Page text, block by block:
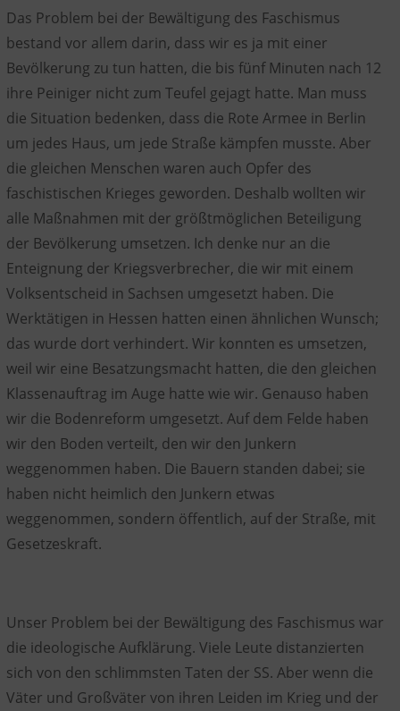
Das Problem bei der Bewältigung des Faschismus
bestand vor allem darin, dass wir es ja mit einer
Bevölkerung zu tun hatten, die bis fünf Minuten nach 12
ihre Peiniger nicht zum Teufel gejagt hatte. Man muss
die Situation bedenken, dass die Rote Armee in Berlin
um jedes Haus, um jede Straße kämpfen musste. Aber
die gleichen Menschen waren auch Opfer des
faschistischen Krieges geworden. Deshalb wollten wir
alle Maßnahmen mit der größtmöglichen Beteiligung
der Bevölkerung umsetzen. Ich denke nur an die
Enteignung der Kriegsverbrecher, die wir mit einem
Volksentscheid in Sachsen umgesetzt haben. Die
Werktätigen in Hessen hatten einen ähnlichen Wunsch;
das wurde dort verhindert. Wir konnten es umsetzen,
weil wir eine Besatzungsmacht hatten, die den gleichen
Klassenauftrag im Auge hatte wie wir. Genauso haben
wir die Bodenreform umgesetzt. Auf dem Felde haben
wir den Boden verteilt, den wir den Junkern
weggenommen haben. Die Bauern standen dabei; sie
haben nicht heimlich den Junkern etwas
weggenommen, sondern öffentlich, auf der Straße, mit
Gesetzeskraft.
Unser Problem bei der Bewältigung des Faschismus war
die ideologische Aufklärung. Viele Leute distanzierten
sich von den schlimmsten Taten der SS. Aber wenn die
Väter und Großväter von ihren Leiden im Krieg und der